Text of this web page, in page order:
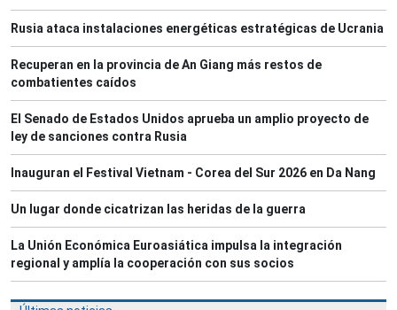
Rusia ataca instalaciones energéticas estratégicas de Ucrania
Recuperan en la provincia de An Giang más restos de
combatientes caídos
El Senado de Estados Unidos aprueba un amplio proyecto de
ley de sanciones contra Rusia
Inauguran el Festival Vietnam - Corea del Sur 2026 en Da Nang
Un lugar donde cicatrizan las heridas de la guerra
La Unión Económica Euroasiática impulsa la integración
regional y amplía la cooperación con sus socios